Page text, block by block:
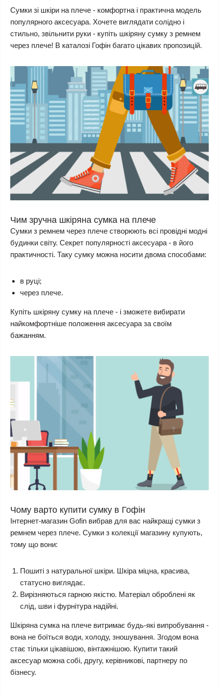
Сумки зі шкіри на плече - комфортна і практична модель
популярного аксесуара. Хочете виглядати солідно і
стильно, звільнити руки - купіть шкіряну сумку з ремнем
через плече! В каталозі Гофін багато цікавих пропозицій.
Чим зручна шкіряна сумка на плече
Сумки з ремнем через плече створюють всі провідні модні
будинки світу. Секрет популярності аксесуара - в його
практичності. Таку сумку можна носити двома способами:
в руці;
через плече.
Купіть шкіряну сумку на плече - і зможете вибирати
найкомфортніше положення аксесуара за своїм
бажанням.
Чому варто купити сумку в Гофін
Інтернет-магазин Gofin вибрав для вас найкращі сумки з
ремнем через плече. Сумки з колекції магазину купують,
тому що вони:
Пошиті з натуральної шкіри. Шкіра міцна, красива,
статусно виглядає.
Вирізняються гарною якістю. Матеріал оброблені як
слід, шви і фурнітура надійні.
Шкіряна сумка на плече витримає будь-які випробування -
вона не боїться води, холоду, зношування. Згодом вона
стає тільки цікавішою, вінтажнішою. Купити такий
аксесуар можна собі, другу, керівникові, партнеру по
бізнесу.